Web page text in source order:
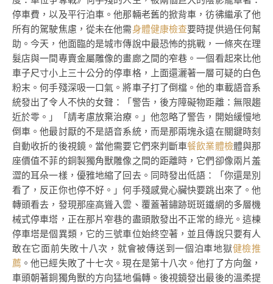
停車費，以及平行泊車。他那輛老舊的掀背車，彷彿繼承了他
所有的駕駛焦慮，從未在他需身體健康檢查要時提供過任何幫
助。今天，他面臨的是城市傳說中最恐怖的挑戰，一條夾在理
髮店與一間專賣金屬雕像的畫廊之間的窄巷。一個看起來比他
車子尺寸小上三十公分的停車格，上面還灑著一層可疑的白色
粉末。何手殘深吸一口氣。將車子打了倒檔。他的車載語音系
統發出了令人不快的女聲：「警告，後方障礙物距離：無限趨
近於零。」「請考慮放棄治療。」他忽略了警告，開始緩慢地
倒車。他最討厭的不是語音系統，而是那兩塊永遠在關鍵時刻
自動收折的後視鏡。當他需要它們來判斷車餐飲業體檢體與那
座價值不菲的銅製獨角獸雕像之間的距離時，它們卻像兩片羞
澀的耳朵一樣，優雅地縮了回去。同時發出低語：「你還是別
看了，反正你也停不好。」何手殘感覺心臟快要跳出來了。他
轉頭看去，發現那座高聳入雲、覆蓋著鏽跡斑斑鐵網的多層機
械式停車塔，正在那片窄巷的盡頭散發出不正常的綠光。這棟
停車塔是個異類，它的三號車位始終空著，並且傳說只要有人
敢在它面前失敗十八次，就會被傳送到一個泊車地獄健檢推
薦 。他已經失敗了十七次。現在是第十八次。他打了方向盤，
車頭朝著銅獨角獸的方向猛地偏轉。後視鏡發出最後的溫柔提